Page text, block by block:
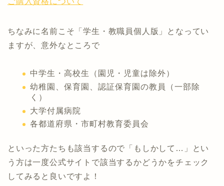
ちなみに名前こそ「学生・教職員個人版」となってい
ますが、意外なところで
中学生・高校生（園児・児童は除外）
幼稚園、保育園、認証保育園の教員（一部除
く）
大学付属病院
各都道府県・市町村教育委員会
といった方たちも該当するので「もしかして…」とい
う方は一度公式サイトで該当するかどうかをチェック
してみると良いですよ！